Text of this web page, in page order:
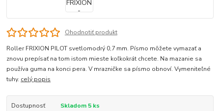
Ohodnotiť produkt
Roller FRIXION PILOT svetlomodrý 0,7 mm. Písmo môžete vymazať a
znovu prepísať na tom istom mieste koľkokrát chcete. Na mazanie sa
používa guma na konci pera. V mrazničke sa písmo obnoví. Vymeniteľné
tuhy. celý popis
Dostupnosť Skladom 5 ks